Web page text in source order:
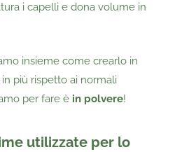
i capelli e dona volume in
insieme come crearlo in
più rispetto ai normali
per fare è in polvere!
utilizzate per lo